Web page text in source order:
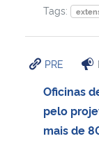
Tags:
PRE
Oficinas
pelo
mais de